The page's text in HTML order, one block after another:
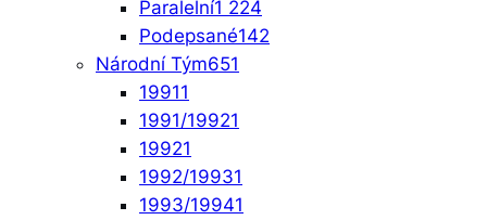
Paralelní1 224
Podepsané142
Národní Tým651
19911
1991/19921
19921
1992/19931
1993/19941